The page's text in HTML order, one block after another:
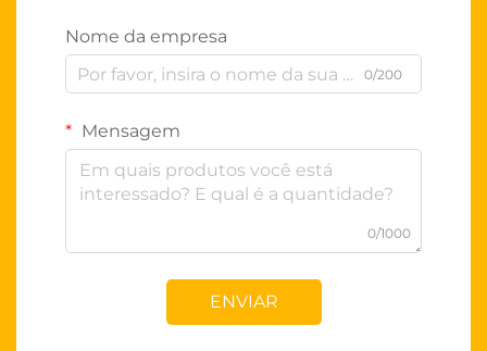
Nome da empresa
0/200
Mensagem
0/1000
ENVIAR